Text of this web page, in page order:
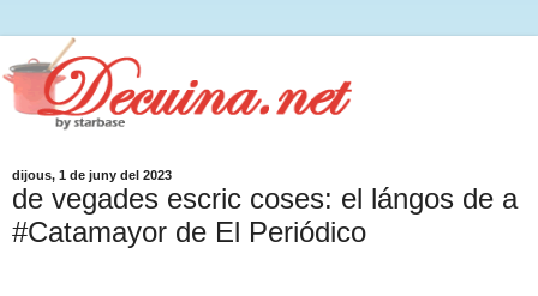
dijous, 1 de juny del 2023
de vegades escric coses: el lángos de a
#Catamayor de El Periódico